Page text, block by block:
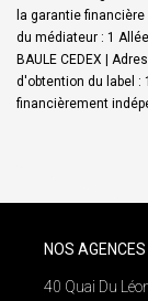
la garantie financière
du médiateur : 1
BAULE CEDEX |
d'obtention du label :
financièrement
NOS AGENCES
40 Quai Du